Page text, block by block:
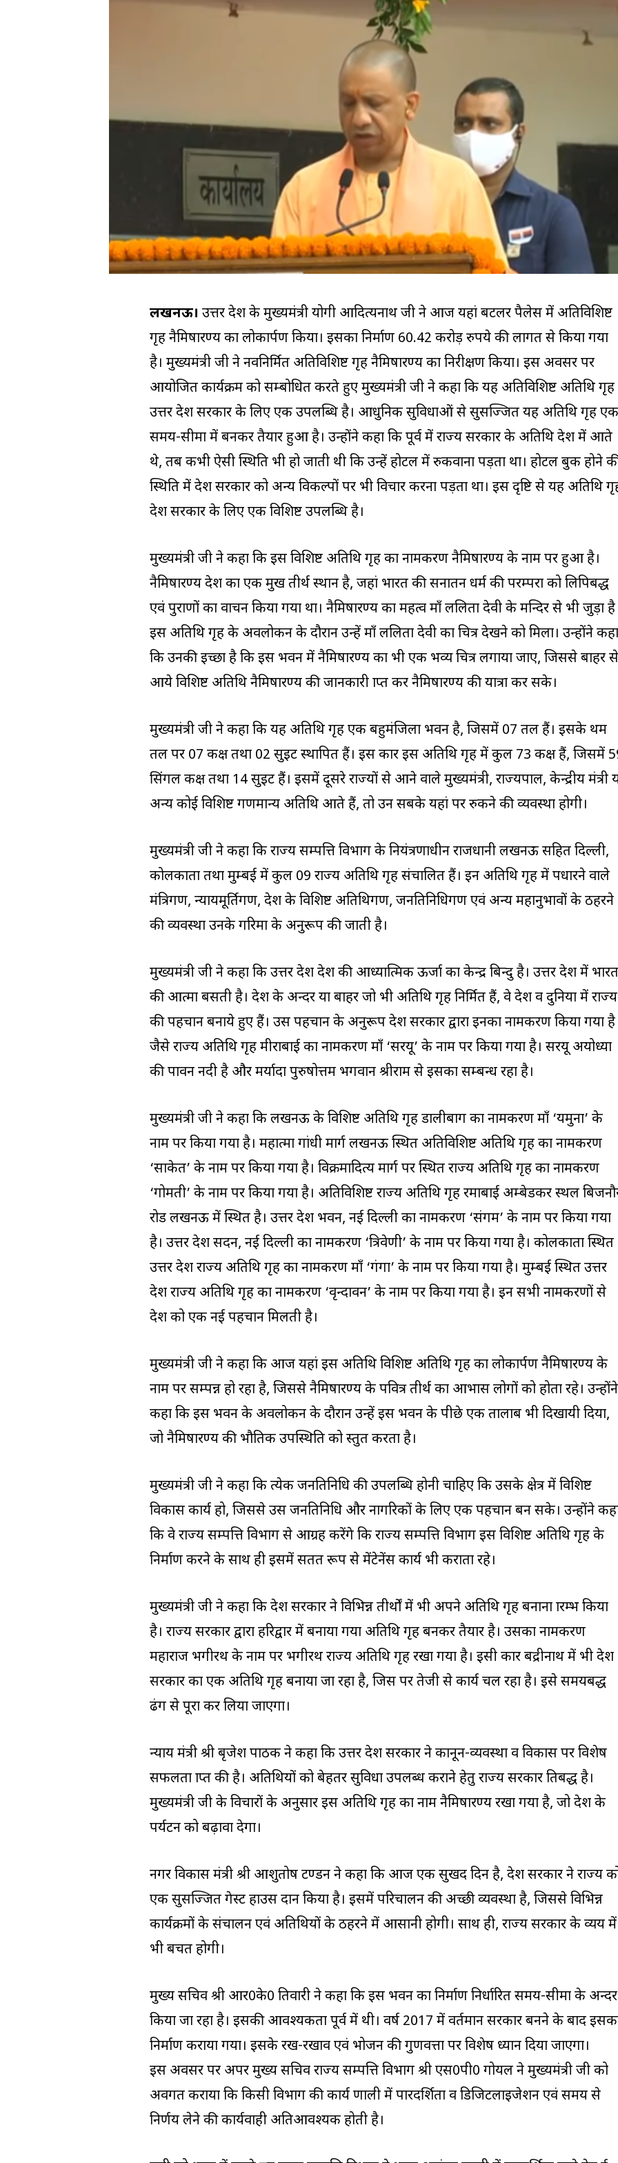
लखनऊ। उत्तर प्रदेश के मुख्यमंत्री योगी आदित्यनाथ जी ने आज यहां बटलर पैलेस में अतिविशिष्ट
गृह नैमिषारण्य का लोकार्पण किया। इसका निर्माण 60.42 करोड़ रुपये की लागत से किया गया
है। मुख्यमंत्री जी ने नवनिर्मित अतिविशिष्ट गृह नैमिषारण्य का निरीक्षण किया। इस अवसर पर
आयोजित कार्यक्रम को सम्बोधित करते हुए मुख्यमंत्री जी ने कहा कि यह अतिविशिष्ट अतिथि गृह
उत्तर प्रदेश सरकार के लिए एक उपलब्धि है। आधुनिक सुविधाओं से सुसज्जित यह अतिथि गृह एक
समय-सीमा में बनकर तैयार हुआ है। उन्होंने कहा कि पूर्व में राज्य सरकार के अतिथि प्रदेश में आते
थे, तब कभी ऐसी स्थिति भी हो जाती थी कि उन्हें होटल में रुकवाना पड़ता था। होटल बुक होने
स्थिति में प्रदेश सरकार को अन्य विकल्पों पर भी विचार करना पड़ता था। इस दृष्टि से यह अतिथि
प्रदेश सरकार के लिए एक विशिष्ट उपलब्धि है।
मुख्यमंत्री जी ने कहा कि इस विशिष्ट अतिथि गृह का नामकरण नैमिषारण्य के नाम पर हुआ है।
नैमिषारण्य प्रदेश का एक प्रमुख तीर्थ स्थान है, जहां भारत की सनातन धर्म की परम्परा को लिपिबद्ध
एवं पुराणों का वाचन किया गया था। नैमिषारण्य का महत्व माँ ललिता देवी के मन्दिर से भी जुड़ा
इस अतिथि गृह के अवलोकन के दौरान उन्हें माँ ललिता देवी का चित्र देखने को मिला। उन्होंने कहा
कि उनकी इच्छा है कि इस भवन में नैमिषारण्य का भी एक भव्य चित्र लगाया जाए, जिससे बाहर से
आये विशिष्ट अतिथि नैमिषारण्य की जानकारी प्राप्त कर नैमिषारण्य की यात्रा कर सके।
मुख्यमंत्री जी ने कहा कि यह अतिथि गृह एक बहुमंजिला भवन है, जिसमें 07 तल हैं। इसके प्रथम
तल पर 07 कक्ष तथा 02 सुइट स्थापित हैं। इस प्रकार इस अतिथि गृह में कुल 73 कक्ष हैं, जिसमें
सिंगल कक्ष तथा 14 सुइट हैं। इसमें दूसरे राज्यों से आने वाले मुख्यमंत्री, राज्यपाल, केन्द्रीय मंत्री
अन्य कोई विशिष्ट गणमान्य अतिथि आते हैं, तो उन सबके यहां पर रुकने की व्यवस्था होगी।
मुख्यमंत्री जी ने कहा कि राज्य सम्पत्ति विभाग के नियंत्रणाधीन राजधानी लखनऊ सहित दिल्ली,
कोलकाता तथा मुम्बई में कुल 09 राज्य अतिथि गृह संचालित हैं। इन अतिथि गृह में पधारने वाले
मंत्रिगण, न्यायमूर्तिगण, प्रदेश के विशिष्ट अतिथिगण, जनप्रतिनिधिगण एवं अन्य महानुभावों के ठहरने
की व्यवस्था उनके गरिमा के अनुरूप की जाती है।
मुख्यमंत्री जी ने कहा कि उत्तर प्रदेश देश की आध्यात्मिक ऊर्जा का केन्द्र बिन्दु है। उत्तर प्रदेश में भारत
की आत्मा बसती है। प्रदेश के अन्दर या बाहर जो भी अतिथि गृह निर्मित हैं, वे देश व दुनिया में राज्य
की पहचान बनाये हुए हैं। उस पहचान के अनुरूप प्रदेश सरकार द्वारा इनका नामकरण किया गया
जैसे राज्य अतिथि गृह मीराबाई का नामकरण माँ ‘सरयू’ के नाम पर किया गया है। सरयू अयोध्या
की पावन नदी है और मर्यादा पुरुषोत्तम भगवान श्रीराम से इसका सम्बन्ध रहा है।
मुख्यमंत्री जी ने कहा कि लखनऊ के विशिष्ट अतिथि गृह डालीबाग का नामकरण माँ ‘यमुना’ के
नाम पर किया गया है। महात्मा गांधी मार्ग लखनऊ स्थित अतिविशिष्ट अतिथि गृह का नामकरण
‘साकेत’ के नाम पर किया गया है। विक्रमादित्य मार्ग पर स्थित राज्य अतिथि गृह का नामकरण
‘गोमती’ के नाम पर किया गया है। अतिविशिष्ट राज्य अतिथि गृह रमाबाई अम्बेडकर स्थल
रोड लखनऊ में स्थित है। उत्तर प्रदेश भवन, नई दिल्ली का नामकरण ‘संगम’ के नाम पर किया गया
है। उत्तर प्रदेश सदन, नई दिल्ली का नामकरण ‘त्रिवेणी’ के नाम पर किया गया है। कोलकाता स्थित
उत्तर प्रदेश राज्य अतिथि गृह का नामकरण माँ ‘गंगा’ के नाम पर किया गया है। मुम्बई स्थित उत्तर
प्रदेश राज्य अतिथि गृह का नामकरण ‘वृन्दावन’ के नाम पर किया गया है। इन सभी नामकरणों से
प्रदेश को एक नई पहचान मिलती है।
मुख्यमंत्री जी ने कहा कि आज यहां इस अतिथि विशिष्ट अतिथि गृह का लोकार्पण नैमिषारण्य के
नाम पर सम्पन्न हो रहा है, जिससे नैमिषारण्य के पवित्र तीर्थ का आभास लोगों को होता रहे। उन्होंने
कहा कि इस भवन के अवलोकन के दौरान उन्हें इस भवन के पीछे एक तालाब भी दिखायी दिया,
जो नैमिषारण्य की भौतिक उपस्थिति को प्रस्तुत करता है।
मुख्यमंत्री जी ने कहा कि प्रत्येक जनप्रतिनिधि की उपलब्धि होनी चाहिए कि उसके क्षेत्र में विशिष्ट
विकास कार्य हो, जिससे उस जनप्रतिनिधि और नागरिकों के लिए एक पहचान बन सके। उन्होंने
कि वे राज्य सम्पत्ति विभाग से आग्रह करेंगे कि राज्य सम्पत्ति विभाग इस विशिष्ट अतिथि गृह के
निर्माण करने के साथ ही इसमें सतत रूप से मेंटेनेंस कार्य भी कराता रहे।
मुख्यमंत्री जी ने कहा कि प्रदेश सरकार ने विभिन्न तीर्थाें में भी अपने अतिथि गृह बनाना प्रारम्भ किया
है। राज्य सरकार द्वारा हरिद्वार में बनाया गया अतिथि गृह बनकर तैयार है। उसका नामकरण
महाराज भगीरथ के नाम पर भगीरथ राज्य अतिथि गृह रखा गया है। इसी प्रकार बद्रीनाथ में भी प्रदेश
सरकार का एक अतिथि गृह बनाया जा रहा है, जिस पर तेजी से कार्य चल रहा है। इसे समयबद्ध
ढंग से पूरा कर लिया जाएगा।
न्याय मंत्री श्री बृजेश पाठक ने कहा कि उत्तर प्रदेश सरकार ने कानून-व्यवस्था व विकास पर विशेष
सफलता प्राप्त की है। अतिथियों को बेहतर सुविधा उपलब्ध कराने हेतु राज्य सरकार प्रतिबद्ध है।
मुख्यमंत्री जी के विचारों के अनुसार इस अतिथि गृह का नाम नैमिषारण्य रखा गया है, जो प्रदेश के
पर्यटन को बढ़ावा देगा।
नगर विकास मंत्री श्री आशुतोष टण्डन ने कहा कि आज एक सुखद दिन है, प्रदेश सरकार ने राज्य
एक सुसज्जित गेस्ट हाउस प्रदान किया है। इसमें परिचालन की अच्छी व्यवस्था है, जिससे विभिन्न
कार्यक्रमों के संचालन एवं अतिथियों के ठहरने में आसानी होगी। साथ ही, राज्य सरकार के व्यय में
भी बचत होगी।
मुख्य सचिव श्री आर0के0 तिवारी ने कहा कि इस भवन का निर्माण निर्धारित समय-सीमा के अन्दर
किया जा रहा है। इसकी आवश्यकता पूर्व में थी। वर्ष 2017 में वर्तमान सरकार बनने के बाद
निर्माण कराया गया। इसके रख-रखाव एवं भोजन की गुणवत्ता पर विशेष ध्यान दिया जाएगा।
इस अवसर पर अपर मुख्य सचिव राज्य सम्पत्ति विभाग श्री एस0पी0 गोयल ने मुख्यमंत्री जी को
अवगत कराया कि किसी विभाग की कार्य प्रणाली में पारदर्शिता व डिजिटलाइजेशन एवं समय से
निर्णय लेने की कार्यवाही अतिआवश्यक होती है।